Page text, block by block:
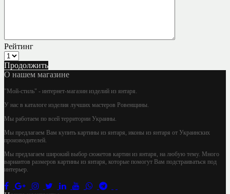
Рейтинг
Продолжить
О нашем магазине
"Мой-стиль" - интернет-магазин изделий из янтаря.
У нас в каталоге изделия лучших мастеров Ровенщины.
Мы работаем по всей территории Украины.
Мы предлагаем Вам купить картины из янтаря, иконы из янтаря от Украинских
производителей.
Мы предлагаем широкий выбор сюжетов картин из янтаря, на любую тему. Много
вариантов размеров картины из янтаря, которые помогут Вам подстраиваться под
интерьер.